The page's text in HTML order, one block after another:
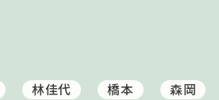
林佳代 橋本 森岡